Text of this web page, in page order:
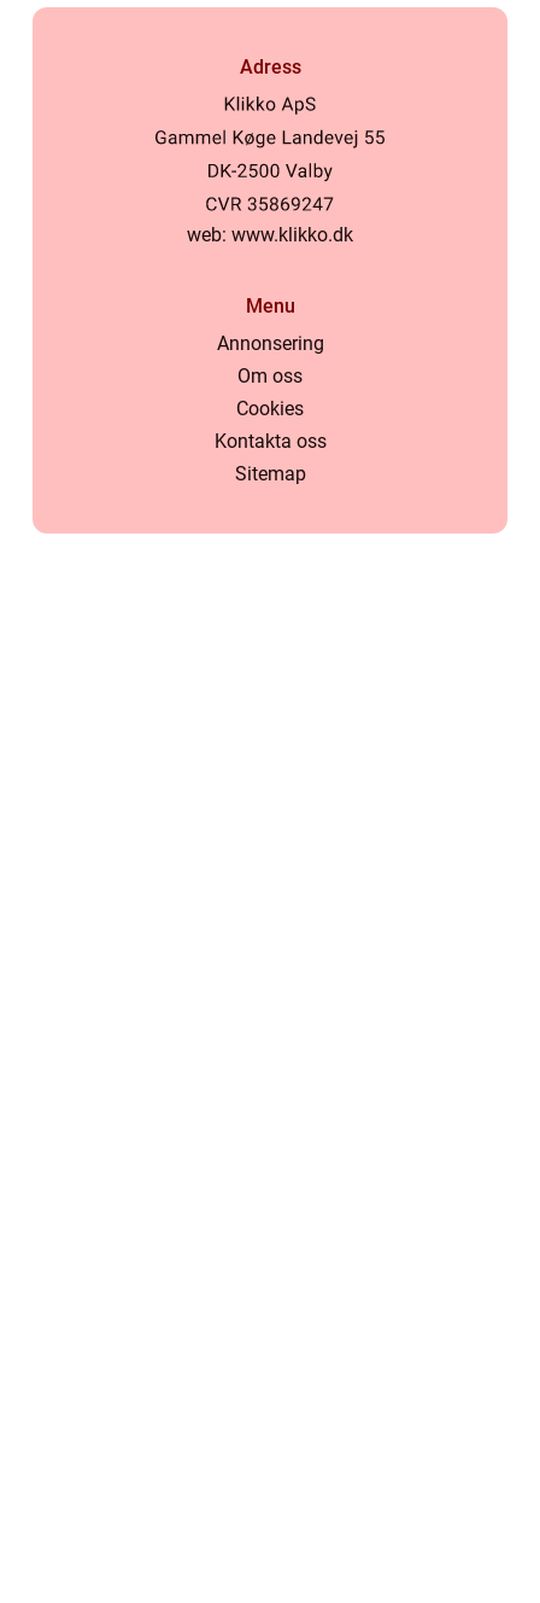
Adress
web: www.klikko.dk
Menu
Annonsering
Om oss
Cookies
Kontakta oss
Sitemap